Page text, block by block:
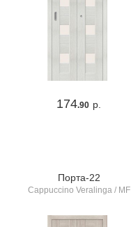
174.90 р.
Порта-22
Cappuccino Veralinga / MF